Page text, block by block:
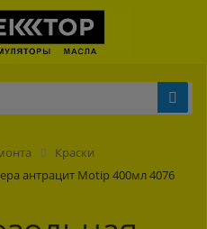
Краски
антрацит Motip 400мл 4076